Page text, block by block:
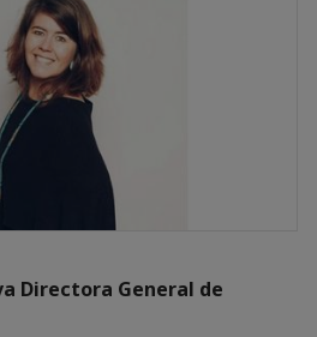
Directora General de